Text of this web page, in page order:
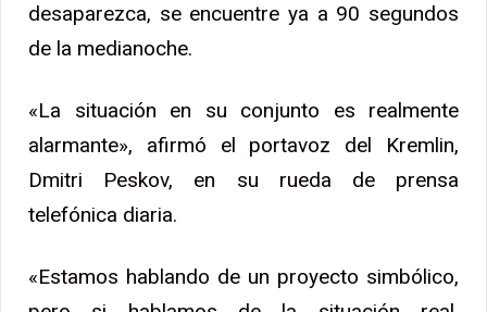
desaparezca, se encuentre ya a 90 segundos
de la medianoche.
«La situación en su conjunto es realmente
alarmante», afirmó el portavoz del Kremlin,
Dmitri Peskov, en su rueda de prensa
telefónica diaria.
«Estamos hablando de un proyecto simbólico,